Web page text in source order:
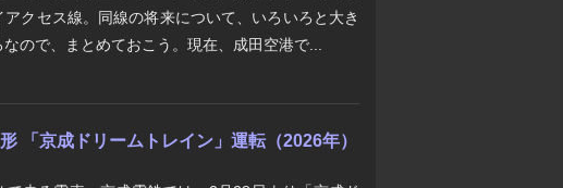
クセス線。同線の将来について、いろいろと大き
ので、まとめておこう。現在、成田空港で...
「京成ドリームトレイン」運転（2026年）